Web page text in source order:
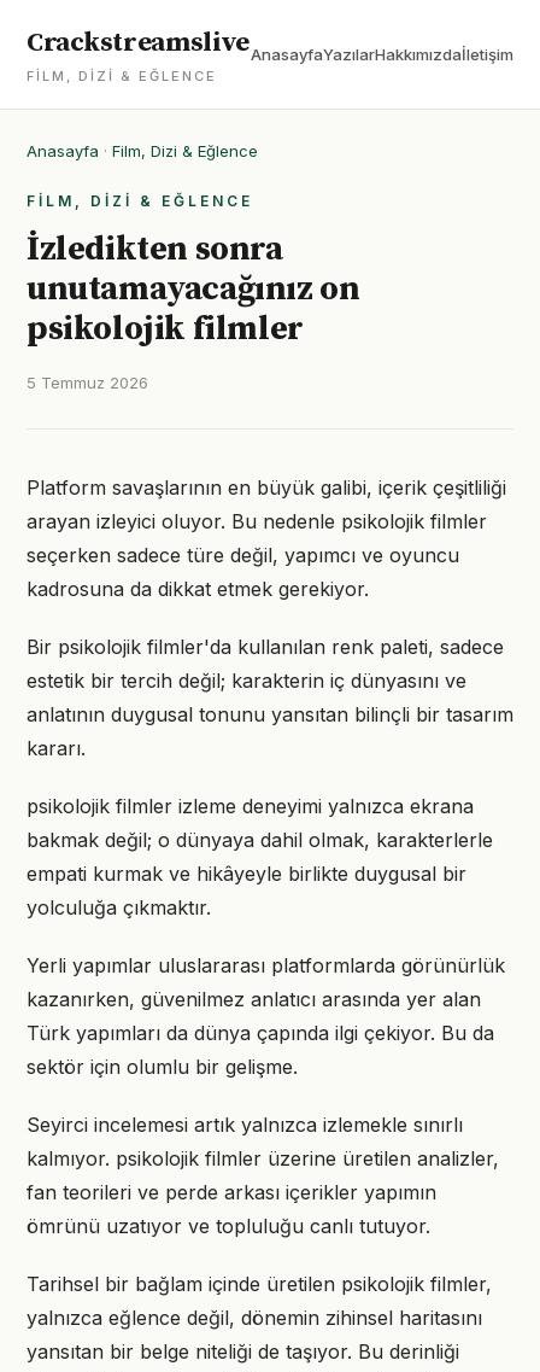
Crackstreamslive
FILM, DIZI & EĞLENCE
AnasayfaYazılarHakkımızdaİletişim
Anasayfa · Film, Dizi & Eğlence
FILM, DIZI & EĞLENCE
İzledikten sonra
unutamayacağınız on
psikolojik filmler
5 Temmuz 2026
Platform savaşlarının en büyük galibi, içerik çeşitliliği
arayan izleyici oluyor. Bu nedenle psikolojik filmler
seçerken sadece türe değil, yapımcı ve oyuncu
kadrosuna da dikkat etmek gerekiyor.
Bir psikolojik filmler'da kullanılan renk paleti, sadece
estetik bir tercih değil; karakterin iç dünyasını ve
anlatının duygusal tonunu yansıtan bilinçli bir tasarım
kararı.
psikolojik filmler izleme deneyimi yalnızca ekrana
bakmak değil; o dünyaya dahil olmak, karakterlerle
empati kurmak ve hikâyeyle birlikte duygusal bir
yolculuğa çıkmaktır.
Yerli yapımlar uluslararası platformlarda görünürlük
kazanırken, güvenilmez anlatıcı arasında yer alan
Türk yapımları da dünya çapında ilgi çekiyor. Bu da
sektör için olumlu bir gelişme.
Seyirci incelemesi artık yalnızca izlemekle sınırlı
kalmıyor. psikolojik filmler üzerine üretilen analizler,
fan teorileri ve perde arkası içerikler yapımın
ömrünü uzatıyor ve topluluğu canlı tutuyor.
Tarihsel bir bağlam içinde üretilen psikolojik filmler,
yalnızca eğlence değil, dönemin zihinsel haritasını
yansıtan bir belge niteliği de taşıyor. Bu derinliği